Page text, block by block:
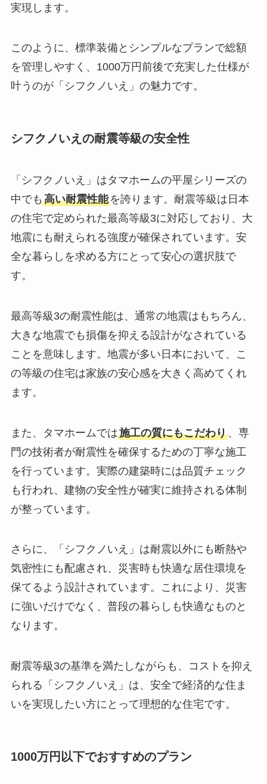
実現します。
このように、標準装備とシンプルなプランで総額
を管理しやすく、1000万円前後で充実した仕様が
叶うのが「シフクノいえ」の魅力です。
シフクノいえの耐震等級の安全性
「シフクノいえ」はタマホームの平屋シリーズの
中でも 高い耐震性能を誇ります。耐震等級は日本
の住宅で定められた最高等級3に対応しており、大
地震にも耐えられる強度が確保されています。安
全な暮らしを求める方にとって安心の選択肢で
す。
最高等級3の耐震性能は、通常の地震はもちろん、
大きな地震でも損傷を抑える設計がなされている
ことを意味します。地震が多い日本において、こ
の等級の住宅は家族の安心感を大きく高めてくれ
ます。
また、タマホームでは施工の質にもこだわり、専
門の技術者が耐震性を確保するための丁寧な施工
を行っています。実際の建築時には品質チェック
も行われ、建物の安全性が確実に維持される体制
が整っています。
さらに、「シフクノいえ」は耐震以外にも断熱や
気密性にも配慮され、災害時も快適な居住環境を
保てるよう設計されています。これにより、災害
に強いだけでなく、普段の暮らしも快適なものと
なります。
耐震等級3の基準を満たしながらも、コストを抑え
られる「シフクノいえ」は、安全で経済的な住ま
いを実現したい方にとって理想的な住宅です。
1000万円以下でおすすめのプラン